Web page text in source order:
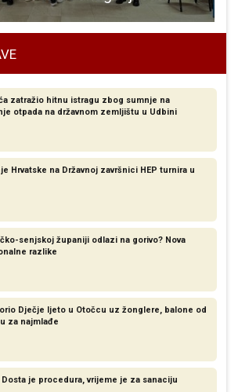
zatražio hitnu istragu zbog sumnje na
otpada na državnom zemljištu u Udbini
Hrvatske na Državnoj završnici HEP turnira u
senjskoj županiji odlazi na gorivo? Nova
razlike​
Dječje ljeto u Otočcu uz žonglere, balone od
za najmlađe
je procedura, vrijeme je za sanaciju